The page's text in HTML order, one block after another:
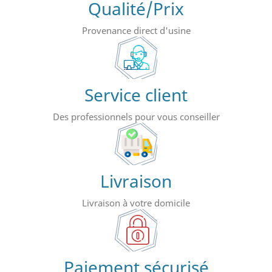
Qualité/Prix
Provenance direct d'usine
Service client
Des professionnels pour vous conseiller
Livraison
Livraison à votre domicile
Paiement sécurisé